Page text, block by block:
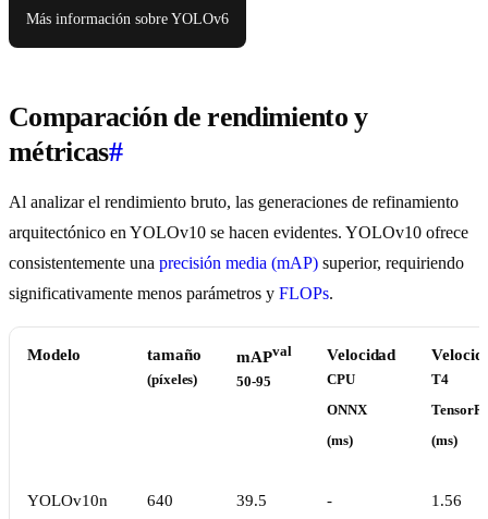
Más información sobre YOLOv6
Comparación de rendimiento y
métricas#
Al analizar el rendimiento bruto, las generaciones de refinamiento
arquitectónico en YOLOv10 se hacen evidentes. YOLOv10 ofrece
consistentemente una precisión media (mAP) superior, requiriendo
significativamente menos parámetros y FLOPs.
Modelo tamaño
(píxeles)
mAPval
50-95
Velocidad
CPU
ONNX
(ms)
T4
(ms)
YOLOv10n 640 39.5 - 1.56